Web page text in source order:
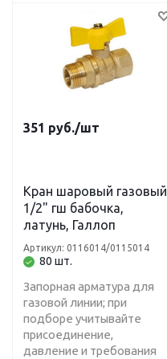
351 руб./шт
Кран шаровый газовый
1/2" гш бабочка,
латунь, Галлоп
80 шт.
Артикул: 0116014/0115014
Запорная арматура для
газовой линии; при
подборе учитывайте
присоединение,
давление и требования